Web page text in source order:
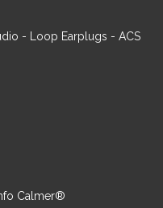
- Loop Earplugs - ACS
Calmer®